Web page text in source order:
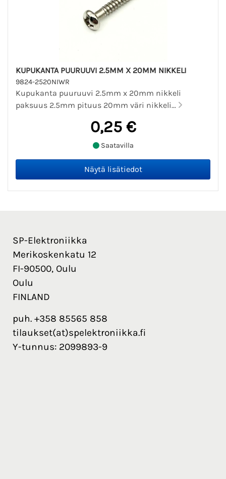
KUPUKANTA PUURUUVI 2.5MM X 20MM NIKKELI
9824-2520NIWR
Kupukanta puuruuvi 2.5mm x 20mm nikkeli
paksuus 2.5mm pituus 20mm väri nikkeli...
0,25 €
Saatavilla
SP-Elektroniikka
Merikoskenkatu 12
FI-90500, Oulu
Oulu
FINLAND
puh. +358 85565 858
tilaukset(at)spelektroniikka.fi
Y-tunnus: 2099893-9